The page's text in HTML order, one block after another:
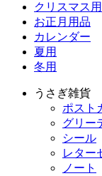
クリスマス
お正月用品
カレンダー
夏用
冬用
うさぎ雑貨
ポスト
グリー
シール
レター
ノート